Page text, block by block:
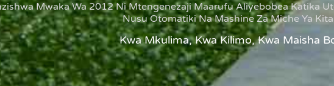
Mwaka Wa 2012 Ni Mtengenezaji Maarufu Aliyebobea Katika
Nusu Otomatiki Na Mashine Za Miche Ya
Kwa Mkulima, Kwa Kilimo, Kwa Maisha